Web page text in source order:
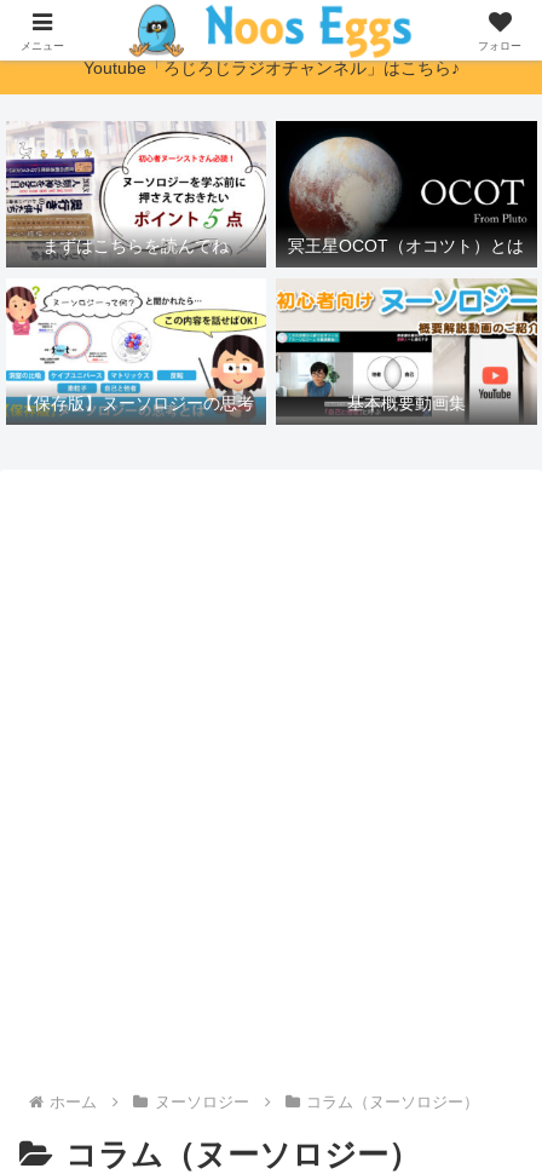
ヌーソロジー初心者さんに優しい解説サイト
Youtube「ろじろじラジオチャンネル」はこちら♪
まずはこちらを読んでね 冥王星OCOT（オコツト）とは
【保存版】ヌーソロジーの思考 基本概要動画集
ホーム ヌーソロジー コラム（ヌーソロジー）
コラム（ヌーソロジー）
メニュー フォロー